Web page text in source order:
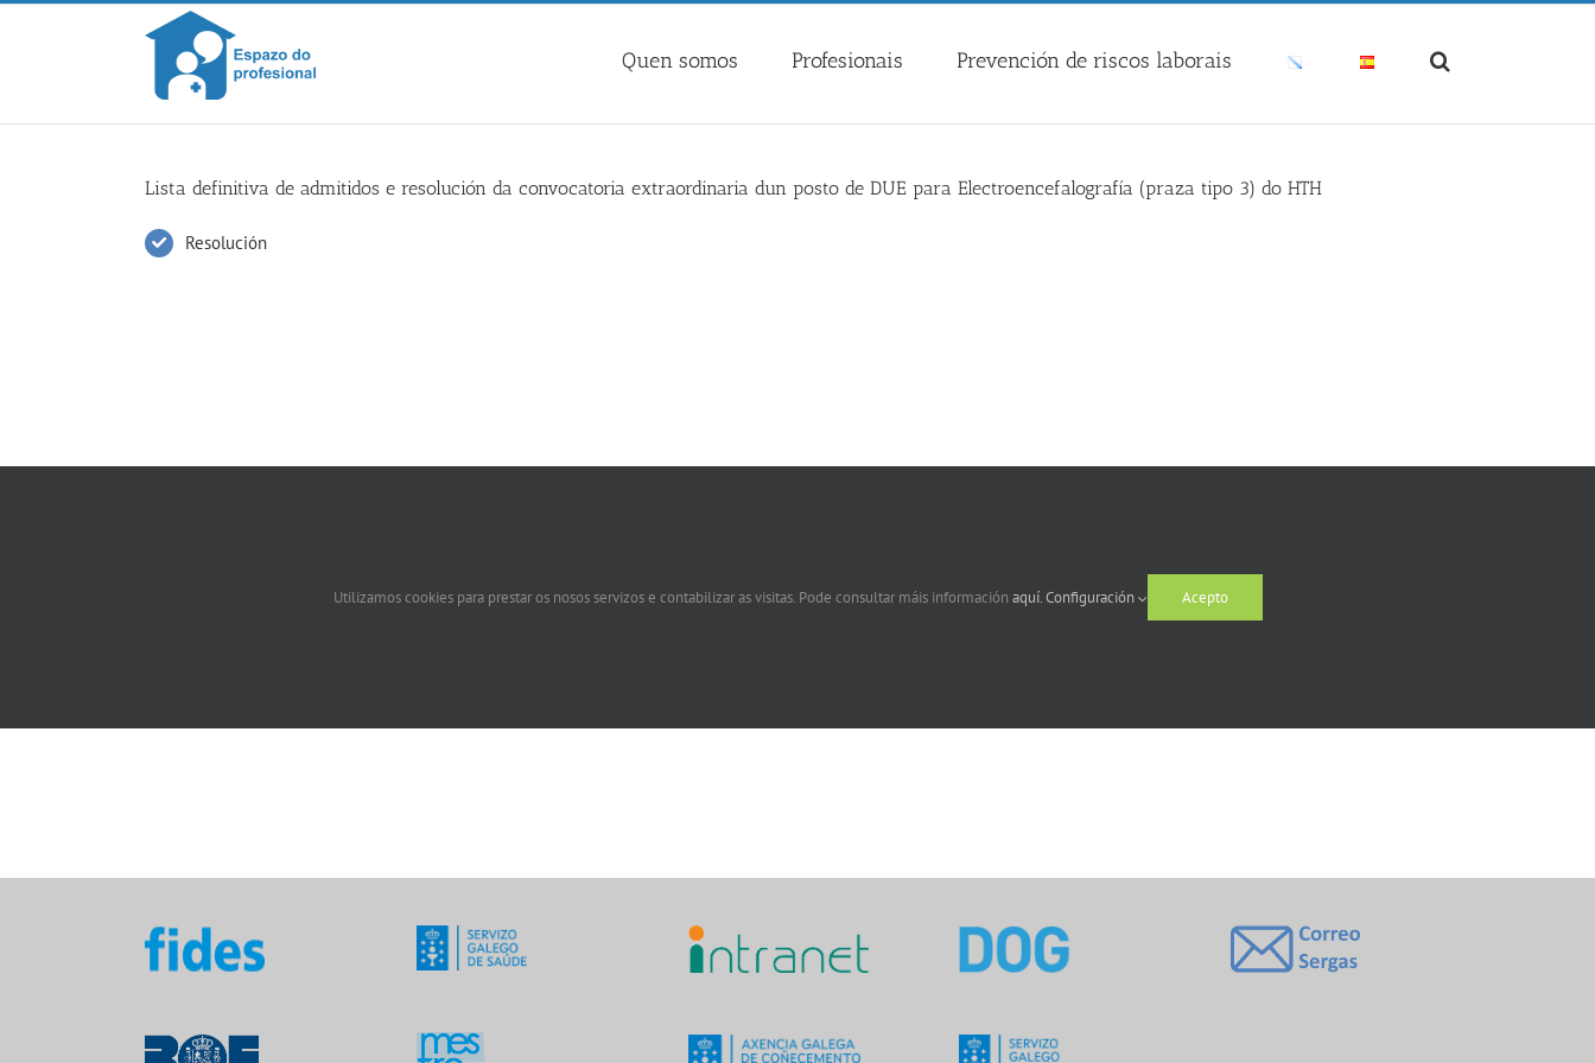
Skip
Quen somos Profesionais Prevención de riscos laborais
Lista definitiva de admitidos e resolución da convocatoria extraordinaria dun posto de DUE para Electroencefalografía (praza tipo 3) do HTH
Resolución
Utilizamos cookies para prestar os nosos servizos e contabilizar as visitas. Pode consultar máis información aquí.Configuración Acepto